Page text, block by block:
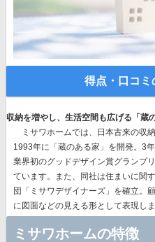
得点・口コミ
収納を増やし、生活空間も広げる「蔵
ミサワホームでは、
日本古来の収
1993年に「蔵のある家」を開発。3年
業界初のグッドデザイン賞グランプ
ています。また、同社は住まいに関
団「ミサワデザイナーズ」を確立。
に図面などの見える形として表現しま
ミサワホームの特徴